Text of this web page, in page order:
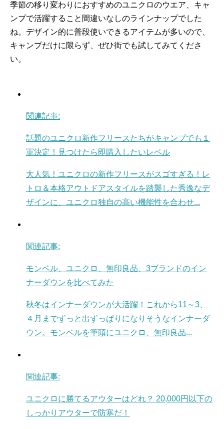
季節の移り変わりにおすすめのユニクロのウエア、キャ
ンプで活躍すること間違いなしのラインナップでした
ね。デザイン的に普段使いできるアイテムが多いので、
キャンプだけに限らず、ぜひ街でも試してみてくださ
い。
関連記事:
話題のユニクロ新作フリースたちがキャンプでも１
軍決定！見つけたら即購入したいレベル
大人気！ユニクロの新作フリースがスゴすぎる！レ
トロ＆本格アウトドアスタイルを踏襲した秀逸なデ
ザインに、ユニクロ独自の高い機能性を合わせ...
関連記事:
モンベル、ユニクロ、無印良品、3ブランドのイン
ナーダウンを比べてみた
秋冬はインナーダウンが大活躍！これから11～3、
４月までずっと出ずっぱりになりそうなインナーダ
ウン。モンベルを筆頭にユニクロ、無印良品...
関連記事:
ユニクロに勝てるアウターはどれ？ 20,000円以下の
しっかりアウターで防寒だ！